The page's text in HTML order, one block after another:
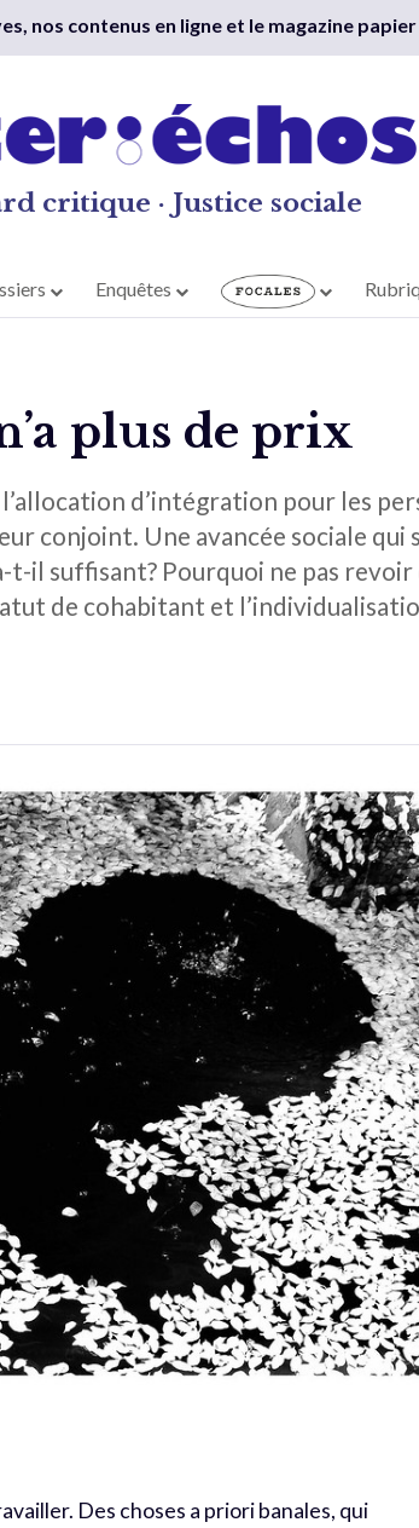
nos contenus en ligne et le magazine papier
critique · Justice sociale
Enquêtes
plus de prix
d’intégration pour les
conjoint. Une avancée sociale
il suffisant? Pourquoi ne pas
de cohabitant et
Des choses a priori banales, qui